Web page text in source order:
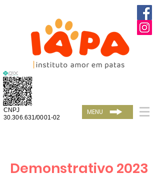
CNPJ
30.306.631/0001-02
MENU
Demonstrativo 2023